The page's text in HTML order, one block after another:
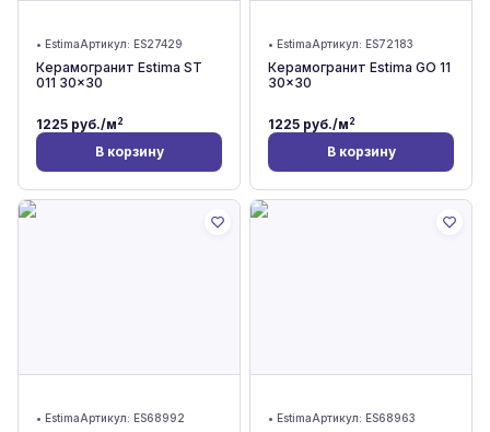
• EstimaАртикул: ES27429
Керамогранит Estima ST
011 30x30
1225 руб./м2
В корзину
• EstimaАртикул: ES72183
Керамогранит Estima GO 11
30x30
1225 руб./м2
В корзину
• EstimaАртикул: ES68992 • EstimaАртикул: ES68963